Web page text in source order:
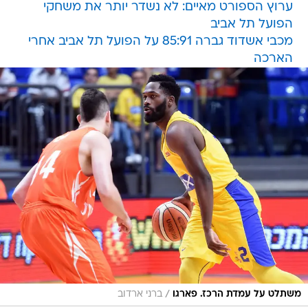
ערוץ הספורט מאיים: לא נשדר יותר את משחקי
הפועל תל אביב
מכבי אשדוד גברה 85:91 על הפועל תל אביב אחרי
הארכה
משתלט על עמדת הרכז. פארגו / ברני ארדוב